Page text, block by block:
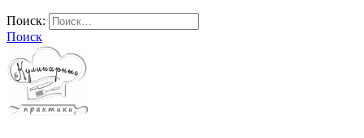
Поиск:
Поиск